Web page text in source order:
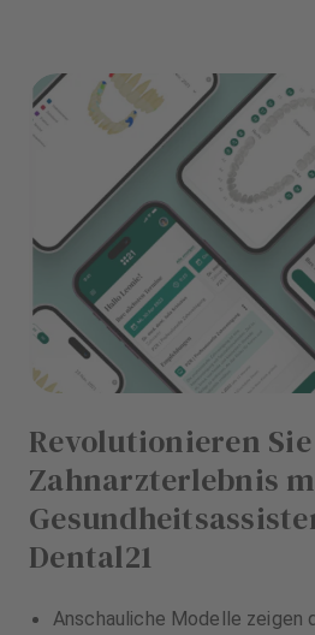
Revolutionieren
Zahnarzterlebnis
Dental21
Anschauliche Modelle zeigen